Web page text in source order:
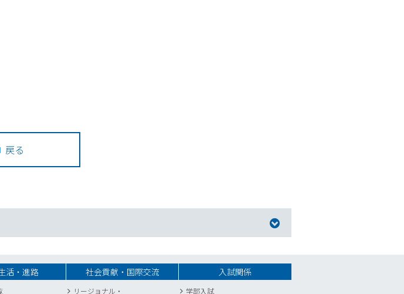
戻る
活・進路 社会貢献・国際交流
リージョナル・
入試関係
学部入試